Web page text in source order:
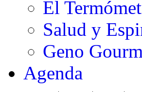
El
Salud y
Geno
Agenda